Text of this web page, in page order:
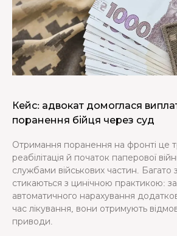
Кейс: адвокат домоглася
поранення бійця через суд
Отримання поранення на фронті це
реабілітація й початок паперової
службами військових частин. Багато
стикаються з цинічною практикою:
автоматичного нарахування
час лікування, вони отримують
приводи.